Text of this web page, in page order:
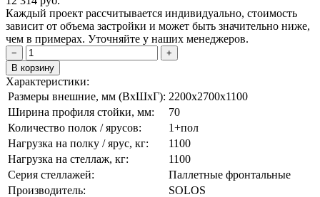
Каждый проект рассчитывается индивидуально, стоимость
зависит от объема застройки и может быть значительно ниже,
чем в примерах. Уточняйте у наших менеджеров.
−
+
В корзину
Характеристики:
Размеры внешние, мм (ВxШxГ): 2200x2700x1100
Ширина профиля стойки, мм:
70
Количество полок / ярусов:
1+пол
Нагрузка на полку / ярус, кг:
1100
Нагрузка на стеллаж, кг:
1100
Серия стеллажей:
Паллетные фронтальные
Производитель:
SOLOS